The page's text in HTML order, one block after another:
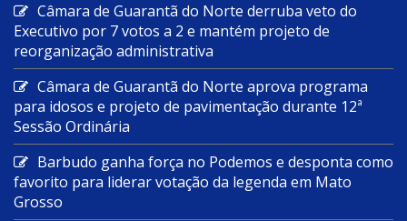
Câmara de Guarantã do Norte derruba veto do
Executivo por 7 votos a 2 e mantém projeto de
reorganização administrativa
Câmara de Guarantã do Norte aprova programa
para idosos e projeto de pavimentação durante 12ª
Sessão Ordinária
Barbudo ganha força no Podemos e desponta como
favorito para liderar votação da legenda em Mato
Grosso